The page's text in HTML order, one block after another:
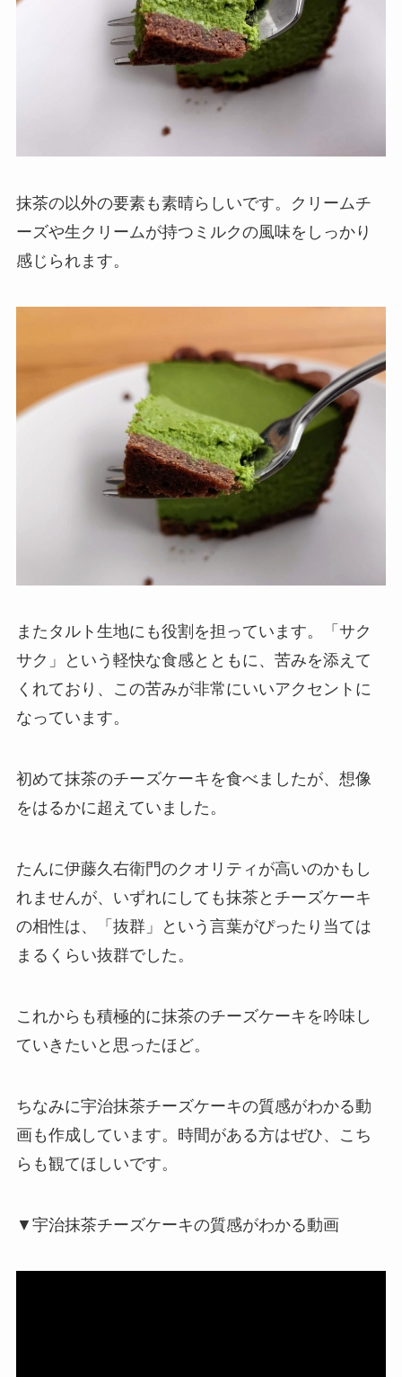
抹茶の以外の要素も素晴らしいです。クリームチ
ーズや生クリームが持つミルクの風味をしっかり
感じられます。
またタルト生地にも役割を担っています。「サク
サク」という軽快な食感とともに、苦みを添えて
くれており、
この苦みが非常にいいアクセントに
なっています。
初めて抹茶のチーズケーキを食べましたが、想像
をはるかに超えていました。
たんに伊藤久右衛門のクオリティが高いのかもし
れませんが、いずれにしても抹茶とチーズケーキ
の相性は、「抜群」という言葉がぴったり当ては
まるくらい抜群でした。
これからも積極的に抹茶のチーズケーキを吟味し
ていきたいと思ったほど。
ちなみに宇治抹茶チーズケーキの質感がわかる動
画も作成しています。時間がある方はぜひ、こち
らも観てほしいです。
▼宇治抹茶チーズケーキの質感がわかる動画